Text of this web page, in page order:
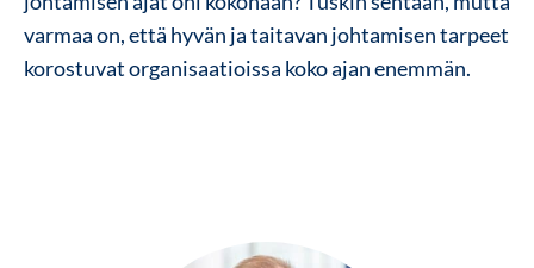
varmaa on, että hyvän ja taitavan johtamisen tarpeet
korostuvat organisaatioissa koko ajan enemmän.